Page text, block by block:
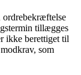
ordrebekræftelse
tillægges
ikke berettiget til
som